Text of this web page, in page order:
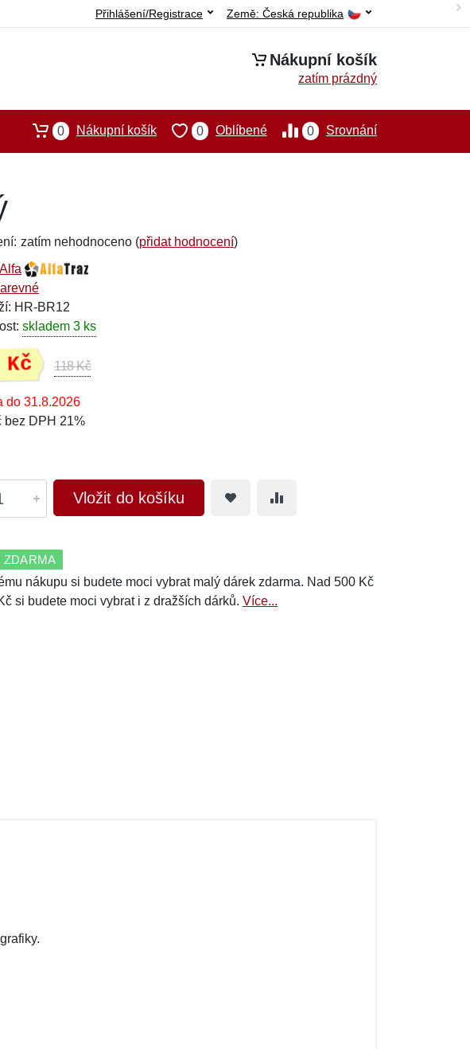
Země: Česká republika
Přihlášení/Registrace
Nákupní košík
zatím prázdný
0 Srovnání
0 Oblíbené
0 Nákupní košík
zatím nehodnoceno (přidat hodnocení)
Alfa
HR-BR12
skladem 3 ks
118 Kč
do 31.8.2026
bez DPH 21%
Vložit do košíku
ZDARMA
nákupu si budete moci vybrat malý dárek zdarma. Nad 500 Kč
si budete moci vybrat i z dražších dárků. Více...